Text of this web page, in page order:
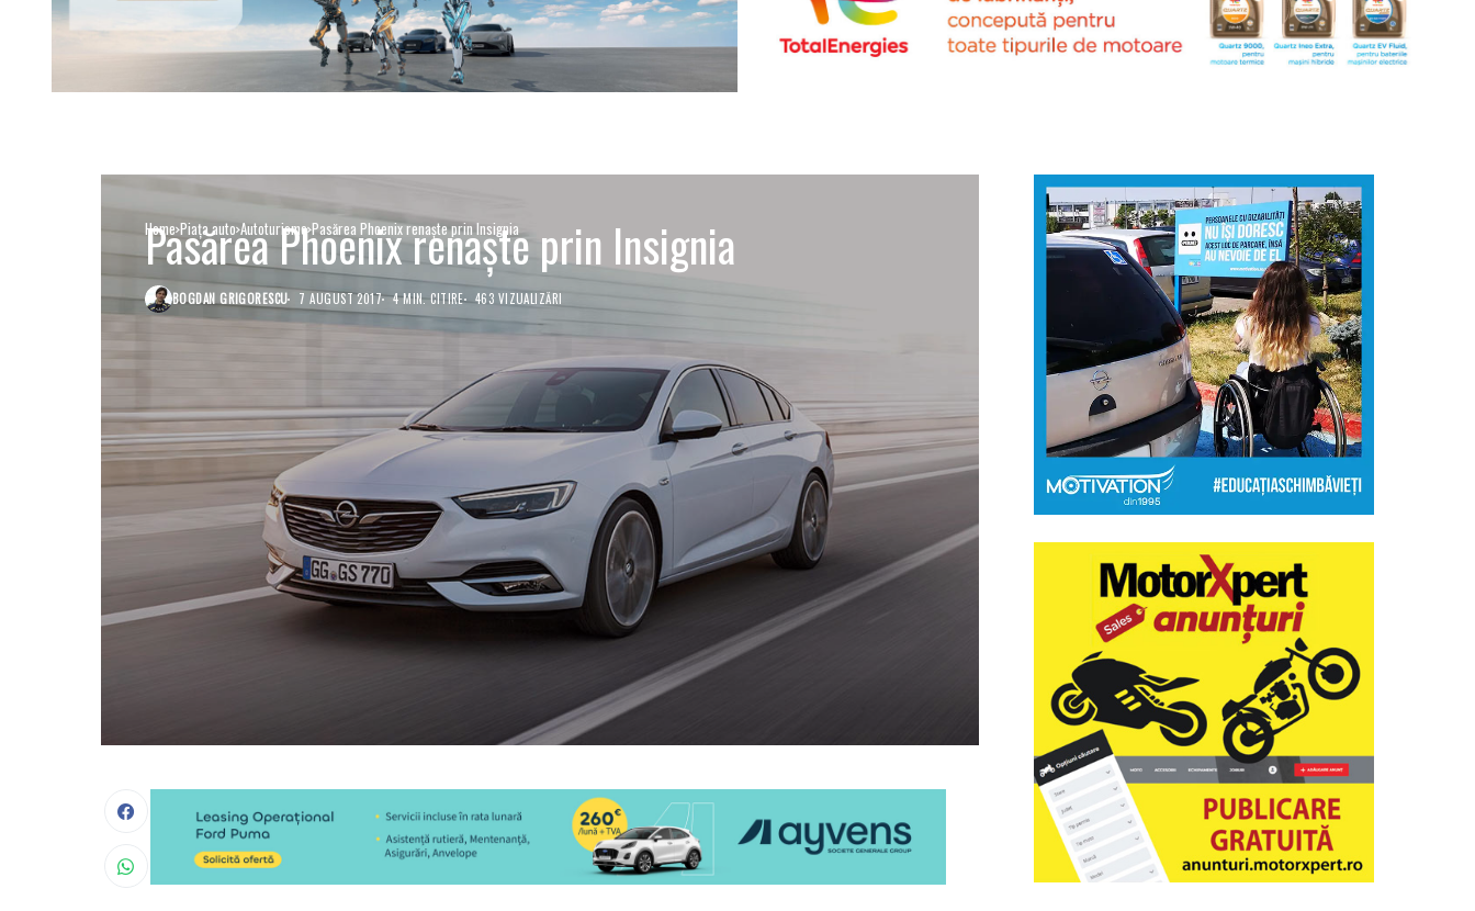
Home Piaţa auto Autoturisme Pasărea Phoenix renaște prin Insignia
Pasărea Phoenix renaște prin Insignia
BOGDAN GRIGORESCU 7 AUGUST 2017 4 MIN. CITIRE 463 VIZUALIZĂRI